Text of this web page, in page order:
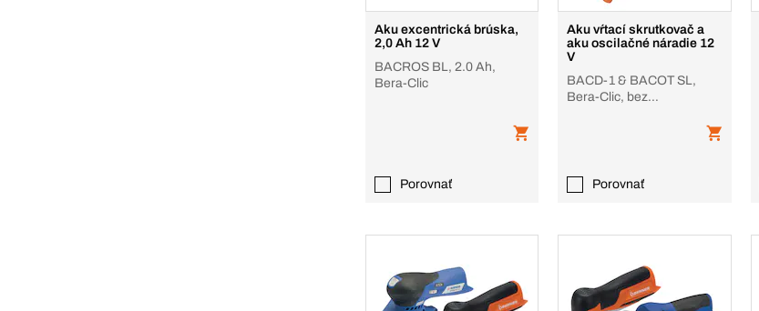
Aku excentrická brúska,
2,0 Ah 12 V
BACROS BL, 2.0 Ah,
Bera-Clic
Porovnať
Aku vŕtací skrutkovač a
aku oscilačné náradie 12
V
BACD-1 & BACOT SL,
Bera-Clic, bez
Porovnať